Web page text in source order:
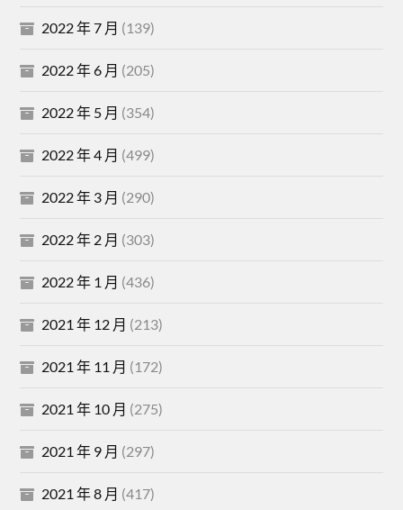
2022 年 7 月 (139)
2022 年 6 月 (205)
2022 年 5 月 (354)
2022 年 4 月 (499)
2022 年 3 月 (290)
2022 年 2 月 (303)
2022 年 1 月 (436)
2021 年 12 月 (213)
2021 年 11 月 (172)
2021 年 10 月 (275)
2021 年 9 月 (297)
2021 年 8 月 (417)